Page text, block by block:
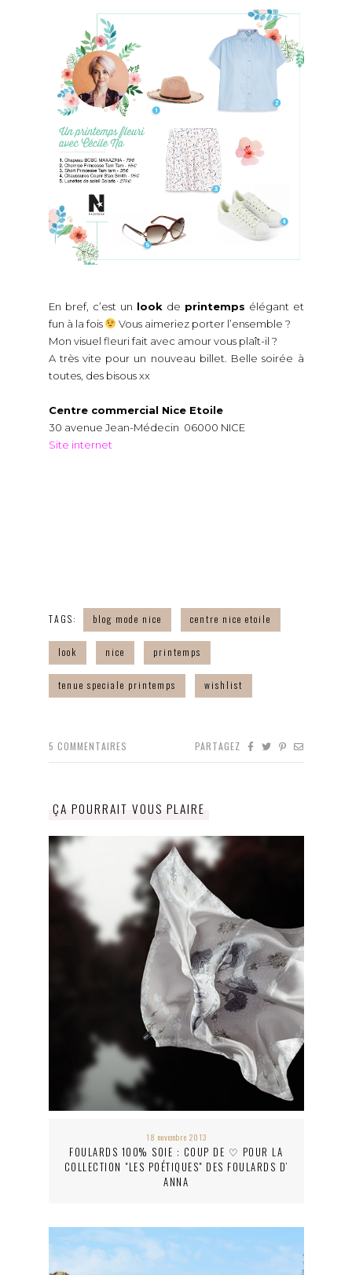
En bref, c’est un look de printemps élégant et
fun à la fois
Vous aimeriez porter l’ensemble ?
Mon visuel fleuri fait avec amour vous plaît-il ?
A très vite pour un nouveau billet. Belle soirée à
toutes, des bisous xx
Centre commercial Nice Etoile
30 avenue Jean-Médecin 06000 NICE
Site internet
TAGS: blog mode nice centre nice etoile
look nice printemps
tenue speciale printemps wishlist
5 COMMENTAIRES PARTAGEZ
ÇA POURRAIT VOUS PLAIRE
18 novembre 2013
FOULARDS 100% SOIE : COUP DE ♡ POUR LA
COLLECTION "LES POÉTIQUES" DES FOULARDS D’
ANNA